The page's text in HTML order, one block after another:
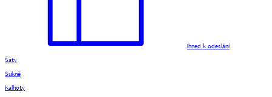
Ihned k odeslání
Šaty
Sukně
Kalhoty